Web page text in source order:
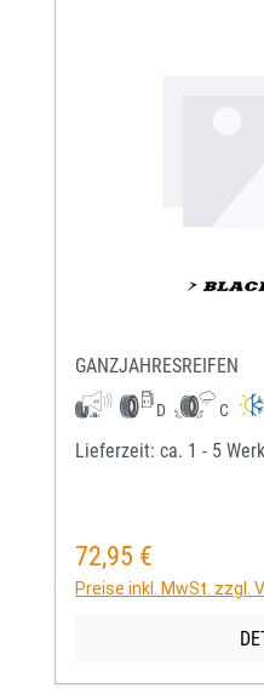
GANZJAHRESREIFEN
D C
Lieferzeit: ca. 1 - 5
Regulärer Preis:
72,95 €
Preise inkl. MwSt. zzgl.